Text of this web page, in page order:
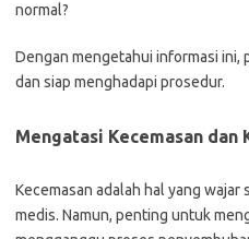
normal?
Dengan mengetahui informasi ini,
dan siap menghadapi prosedur.
Mengatasi Kecemasan dan
Kecemasan adalah hal yang
medis. Namun, penting untuk